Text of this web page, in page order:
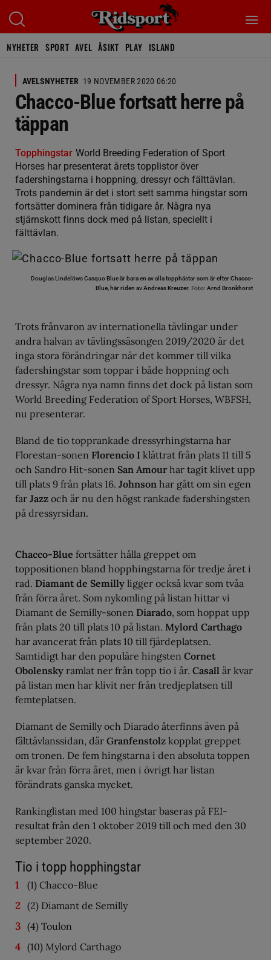
NYHETER SPORT AVEL ÅSIKT PLAY ISLAND
AVELSNYHETER 19 NOVEMBER 2020 06:20
Chacco-Blue fortsatt herre på
täppan
Topphingstar World Breeding Federation of Sport
Horses har presenterat årets topplistor över
fadershingstarna i hoppning, dressyr och fälttävlan.
Trots pandemin är det i stort sett samma hingstar som
fortsätter dominera från tidigare år. Några nya
stjärnskott finns dock med på listan, speciellt i
fälttävlan.
Douglas Lindelöws Casquo Blue är bara en av alla topphästar som är efter Chacco-
Blue, här riden av Andreas Kreuzer. Foto: Arnd Bronkhorst
Trots frånvaron av internationella tävlingar under
andra halvan av tävlingssäsongen 2019/2020 är det
inga stora förändringar när det kommer till vilka
fadershingstar som toppar i både hoppning och
dressyr. Några nya namn finns det dock på listan som
World Breeding Federation of Sport Horses, WBFSH,
nu presenterar.
Bland de tio topprankade dressyrhingstarna har
Florestan-sonen Florencio I klättrat från plats 11 till 5
och Sandro Hit-sonen San Amour har tagit klivet upp
till plats 9 från plats 16. Johnson har gått om sin egen
far Jazz och är nu den högst rankade fadershingsten
på dressyrsidan.
Chacco-Blue fortsätter hålla greppet om
toppositionen bland hopphingstarna för tredje året i
rad. Diamant de Semilly ligger också kvar som tvåa
från förra året. Som nykomling på listan hittar vi
Diamant de Semilly-sonen Diarado, som hoppat upp
från plats 20 till plats 10 på listan. Mylord Carthago
har avancerat från plats 10 till fjärdeplatsen.
Samtidigt har den populäre hingsten Cornet
Obolensky ramlat ner från topp tio i år. Casall är kvar
på listan men har klivit ner från tredjeplatsen till
femteplatsen.
Diamant de Semilly och Diarado återfinns även på
fälttävlanssidan, där Granfenstolz kopplat greppet
om tronen. De fem hingstarna i den absoluta toppen
är kvar från förra året, men i övrigt har listan
förändrats ganska mycket.
Rankinglistan med 100 hingstar baseras på FEI-
resultat från den 1 oktober 2019 till och med den 30
september 2020.
Tio i topp hopphingstar
(1) Chacco-Blue
(2) Diamant de Semilly
(4) Toulon
(10) Mylord Carthago